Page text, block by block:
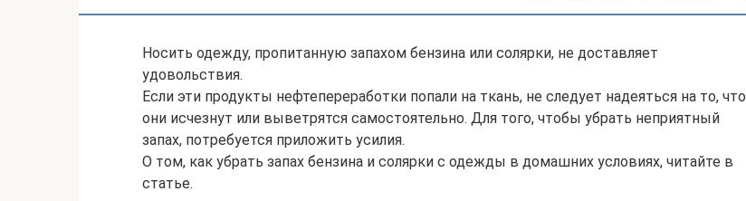
Носить одежду, пропитанную запахом бензина или солярки, не доставляет
удовольствия.
Если эти продукты нефтепереработки попали на ткань, не следует надеяться на то, что
они исчезнут или выветрятся самостоятельно. Для того, чтобы убрать неприятный
запах, потребуется приложить усилия.
О том, как убрать запах бензина и солярки с одежды в домашних условиях, читайте в
статье.